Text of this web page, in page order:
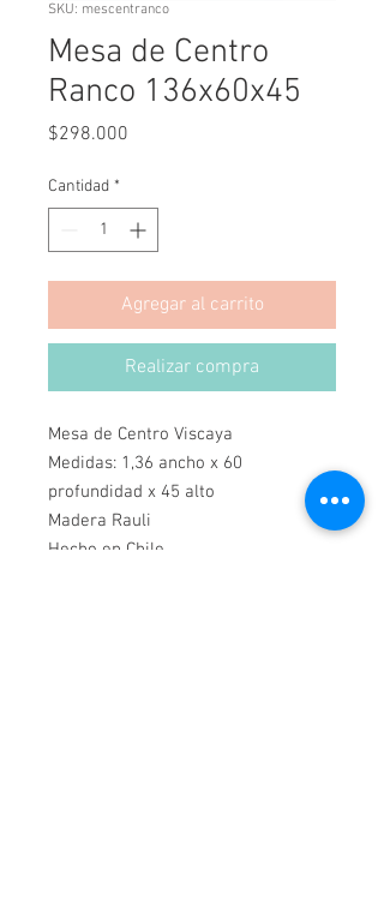
SKU: mescentranco
Mesa de Centro
Ranco 136x60x45
$298.000
Cantidad *
Agregar al carrito
Realizar compra
Mesa de Centro Viscaya
Medidas: 1,36 ancho x 60
profundidad x 45 alto
Madera Rauli
Hecho en Chile